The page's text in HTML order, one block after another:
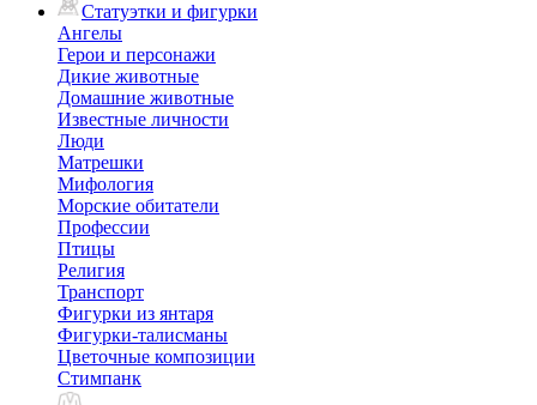
Статуэтки и фигурки
Ангелы
Герои и персонажи
Дикие животные
Домашние животные
Известные личности
Люди
Матрешки
Мифология
Морские обитатели
Профессии
Птицы
Религия
Транспорт
Фигурки из янтаря
Фигурки-талисманы
Цветочные композиции
Стимпанк